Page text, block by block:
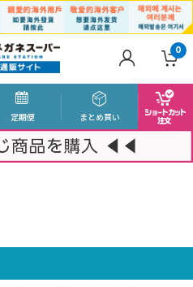
0
定期便 まとめ買い